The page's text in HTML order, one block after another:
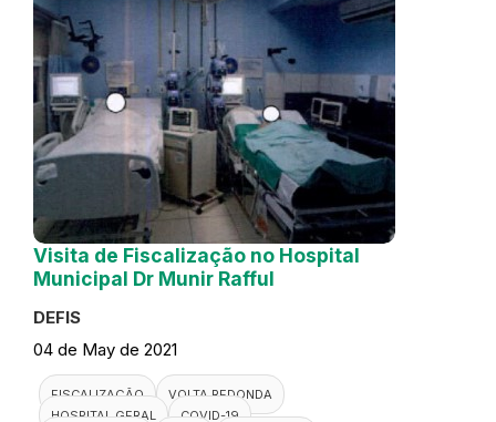
Visita de Fiscalização no Hospital
Municipal Dr Munir Rafful
DEFIS
04 de May de 2021
FISCALIZAÇÃO
VOLTA REDONDA
HOSPITAL GERAL
COVID-19